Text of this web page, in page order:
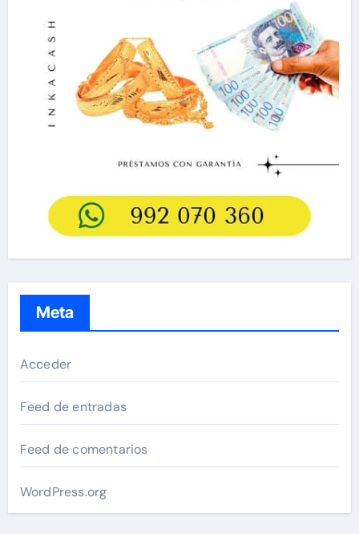
Meta
Acceder
Feed de entradas
Feed de comentarios
WordPress.org